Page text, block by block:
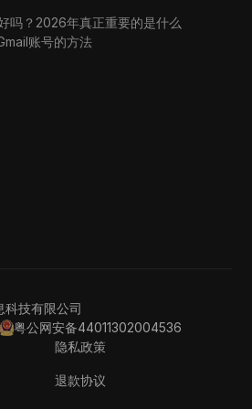
吗？2026年真正重要的是什么
账号的方法
技有限公司
粤公网安备44011302004536
隐私政策
退款协议